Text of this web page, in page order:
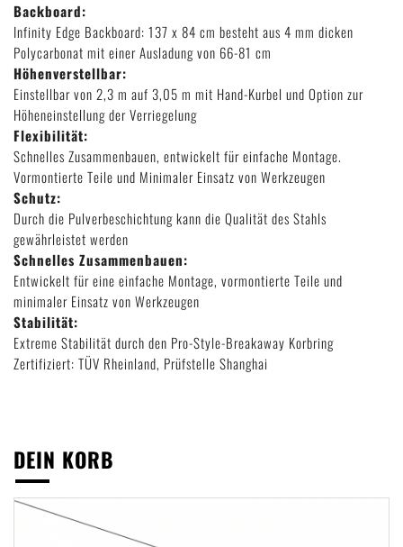
Backboard:
Infinity Edge Backboard: 137 x 84 cm besteht aus 4 mm dicken
Polycarbonat mit einer Ausladung von 66-81 cm
Höhenverstellbar:
Einstellbar von 2,3 m auf 3,05 m mit Hand-Kurbel und Option zur
Höheneinstellung der Verriegelung
Flexibilität:
Schnelles Zusammenbauen, entwickelt für einfache Montage.
Vormontierte Teile und Minimaler Einsatz von Werkzeugen
Schutz:
Durch die Pulverbeschichtung kann die Qualität des Stahls
gewährleistet werden
Schnelles Zusammenbauen:
Entwickelt für eine einfache Montage, vormontierte Teile und
minimaler Einsatz von Werkzeugen
Stabilität:
Extreme Stabilität durch den Pro-Style-Breakaway Korbring
Zertifiziert: TÜV Rheinland, Prüfstelle Shanghai
DEIN KORB